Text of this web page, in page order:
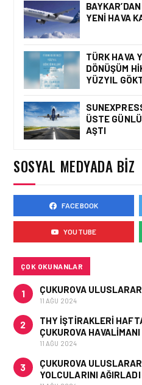
YENI HAVA
TÜRK HAVA
DÖNÜŞÜM
YÜZYIL
ÜSTE
AŞTI
SOSYAL MEDYADA BIZ
FACEBOOK
YOUTUBE
ÇOK OKUNANLAR
1 ÇUKUROVA
11 AĞU 2024
2
THY IŞTIRAKLERI
ÇUKUROVA
11 AĞU 2024
3
ÇUKUROVA
YOLCULARINI AĞIRLADI